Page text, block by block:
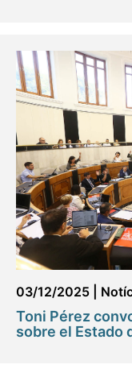
03/12/2025
Toni Pérez
sobre el Estado